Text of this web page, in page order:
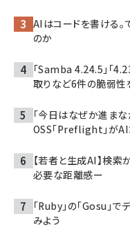
AIはコードを書ける。
のか
「Samba 4.24.5」「
取りなど6件の脆弱性
「今日はなぜか進まな
OSS「Preflight」がAI
【若者と生成AI】検
必要な距離感ー
「Ruby」の「Gosu」
みよう